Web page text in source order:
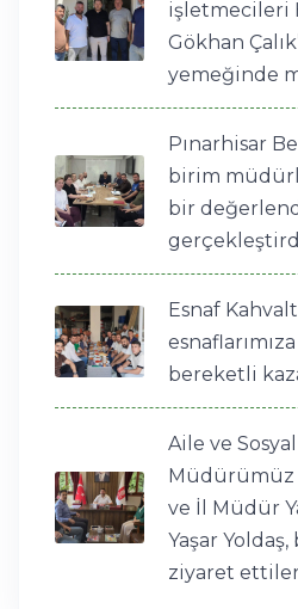
işletmecileri
Gökhan
yemeğinde
Pınarhisar
birim
bir
Esnaf
bereketli
Aile ve
Müdürümüz
ve İl Müdür
Yaşar
ziyaret